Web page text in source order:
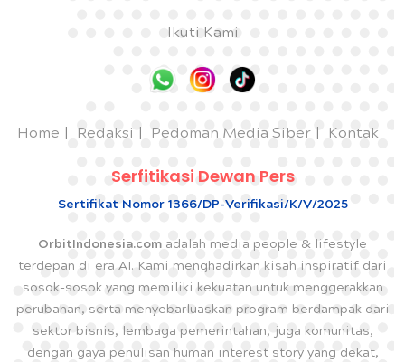
Ikuti Kami
Home Redaksi Pedoman Media Siber Kontak
Serfitikasi Dewan Pers
Sertifikat Nomor 1366/DP-Verifikasi/K/V/2025
OrbitIndonesia.com adalah media people & lifestyle
terdepan di era AI. Kami menghadirkan kisah inspiratif dari
sosok-sosok yang memiliki kekuatan untuk menggerakkan
perubahan, serta menyebarluaskan program berdampak dari
sektor bisnis, lembaga pemerintahan, juga komunitas,
dengan gaya penulisan human interest story yang dekat,